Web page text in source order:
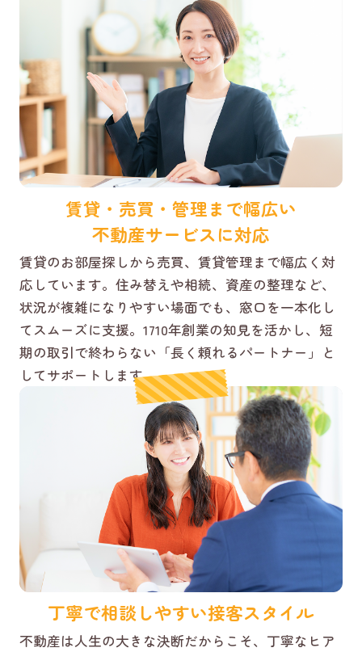
賃貸・売買・管理まで幅広い
不動産サービスに対応
賃貸のお部屋探しから売買、賃貸管理まで幅広く対
応しています。住み替えや相続、資産の整理など、
状況が複雑になりやすい場面でも、窓口を一本化し
てスムーズに支援。1710年創業の知見を活かし、短
期の取引で終わらない「長く頼れるパートナー」と
してサポートします。
丁寧で相談しやすい接客スタイル
不動産は人生の大きな決断だからこそ、丁寧なヒア